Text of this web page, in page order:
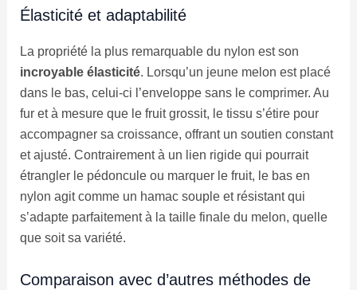
Élasticité et adaptabilité
La propriété la plus remarquable du nylon est son
incroyable élasticité. Lorsqu’un jeune melon est placé
dans le bas, celui-ci l’enveloppe sans le comprimer. Au
fur et à mesure que le fruit grossit, le tissu s’étire pour
accompagner sa croissance, offrant un soutien constant
et ajusté. Contrairement à un lien rigide qui pourrait
étrangler le pédoncule ou marquer le fruit, le bas en
nylon agit comme un hamac souple et résistant qui
s’adapte parfaitement à la taille finale du melon, quelle
que soit sa variété.
Comparaison avec d’autres méthodes de